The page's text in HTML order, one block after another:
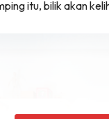
itu, bilik akan